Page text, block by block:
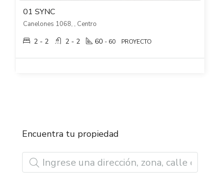
01 SYNC
Canelones 1068, , Centro
2 - 2 2 - 2 60 - 60 PROYECTO
Encuentra tu propiedad